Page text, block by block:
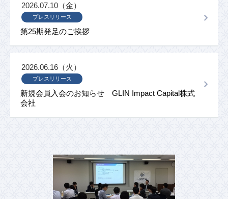
第25期発足のご挨拶
プレスリリース
2026.07.10（金）
新規会員入会のお知らせ GLIN Impact Capital株式
会社
プレスリリース
2026.06.16（火）